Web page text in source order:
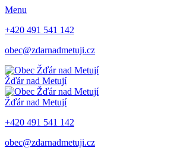
Menu
+420 491 541 142
obec@zdarnadmetuji.cz
Žďár nad Metují
Žďár nad Metují
+420 491 541 142
obec@zdarnadmetuji.cz